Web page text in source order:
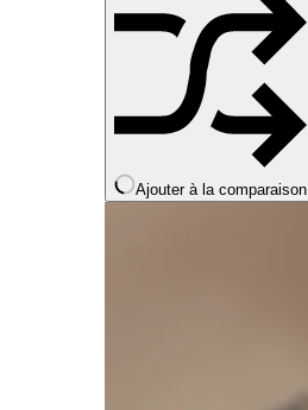
produit
Ajouter à la comparaison